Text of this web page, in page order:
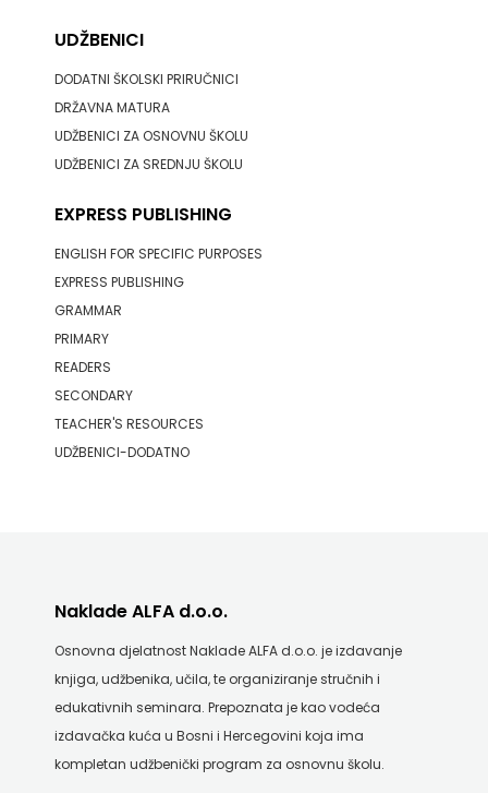
UDŽBENICI
DODATNI ŠKOLSKI PRIRUČNICI
DRŽAVNA MATURA
UDŽBENICI ZA OSNOVNU ŠKOLU
UDŽBENICI ZA SREDNJU ŠKOLU
EXPRESS PUBLISHING
ENGLISH FOR SPECIFIC PURPOSES
EXPRESS PUBLISHING
GRAMMAR
PRIMARY
READERS
SECONDARY
TEACHER'S RESOURCES
UDŽBENICI-DODATNO
Naklade ALFA d.o.o.
Osnovna djelatnost Naklade ALFA d.o.o. je izdavanje
knjiga, udžbenika, učila, te organiziranje stručnih i
edukativnih seminara. Prepoznata je kao vodeća
izdavačka kuća u Bosni i Hercegovini koja ima
kompletan udžbenički program za osnovnu školu.